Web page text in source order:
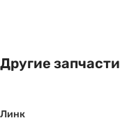
Другие
Линк